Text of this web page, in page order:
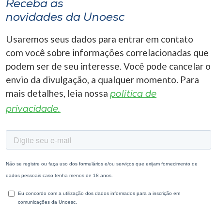
Receba as
novidades da Unoesc
Usaremos seus dados para entrar em contato
com você sobre informações correlacionadas que
podem ser de seu interesse. Você pode cancelar o
envio da divulgação, a qualquer momento. Para
mais detalhes, leia nossa política de
privacidade.